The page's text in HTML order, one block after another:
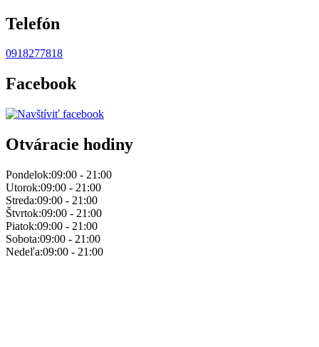
Telefón
0918277818
Facebook
Otváracie hodiny
Pondelok:09:00 - 21:00
Utorok:09:00 - 21:00
Streda:09:00 - 21:00
Štvrtok:09:00 - 21:00
Piatok:09:00 - 21:00
Sobota:09:00 - 21:00
Nedeľa:09:00 - 21:00